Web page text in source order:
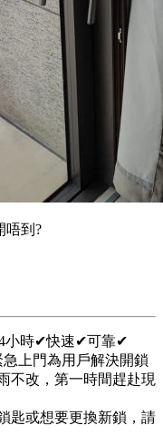
唔到?
小時✔快速✔可靠✔
上門為用戶解決開鎖
不改，第一時間趕赴現
匙或想要更換新鎖，請